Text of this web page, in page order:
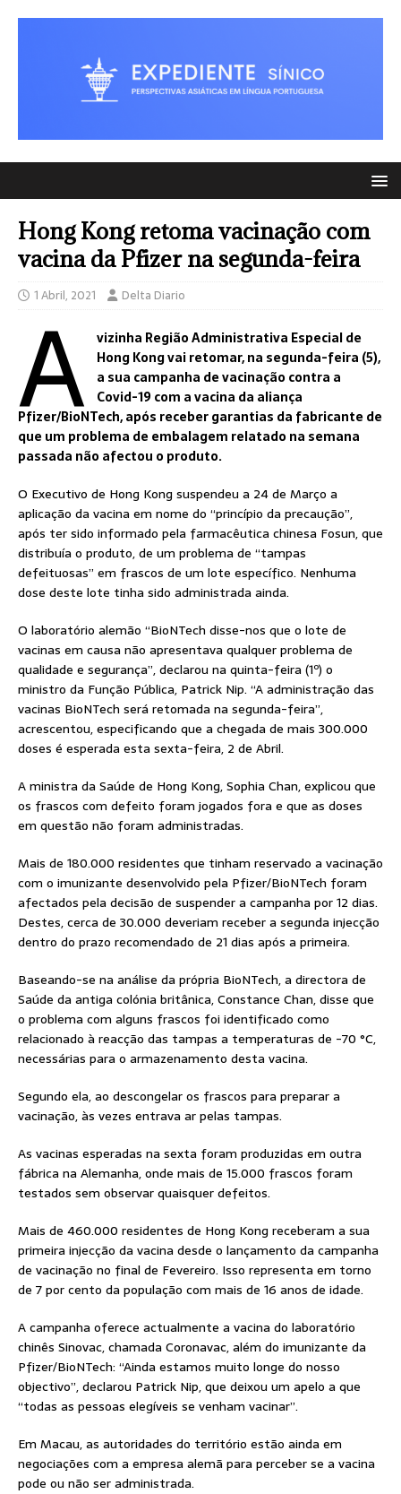
Hong Kong retoma vacinação com
vacina da Pfizer na segunda-feira
1 Abril, 2021 Delta Diario
A vizinha Região Administrativa Especial de
Hong Kong vai retomar, na segunda-feira (5),
a sua campanha de vacinação contra a
Covid-19 com a vacina da aliança
Pfizer/BioNTech, após receber garantias da fabricante de
que um problema de embalagem relatado na semana
passada não afectou o produto.
O Executivo de Hong Kong suspendeu a 24 de Março a
aplicação da vacina em nome do “princípio da precaução”,
após ter sido informado pela farmacêutica chinesa Fosun, que
distribuía o produto, de um problema de “tampas
defeituosas” em frascos de um lote específico. Nenhuma
dose deste lote tinha sido administrada ainda.
O laboratório alemão “BioNTech disse-nos que o lote de
vacinas em causa não apresentava qualquer problema de
qualidade e segurança”, declarou na quinta-feira (1º) o
ministro da Função Pública, Patrick Nip. “A administração das
vacinas BioNTech será retomada na segunda-feira”,
acrescentou, especificando que a chegada de mais 300.000
doses é esperada esta sexta-feira, 2 de Abril.
A ministra da Saúde de Hong Kong, Sophia Chan, explicou que
os frascos com defeito foram jogados fora e que as doses
em questão não foram administradas.
Mais de 180.000 residentes que tinham reservado a vacinação
com o imunizante desenvolvido pela Pfizer/BioNTech foram
afectados pela decisão de suspender a campanha por 12 dias.
Destes, cerca de 30.000 deveriam receber a segunda injecção
dentro do prazo recomendado de 21 dias após a primeira.
Baseando-se na análise da própria BioNTech, a directora de
Saúde da antiga colónia britânica, Constance Chan, disse que
o problema com alguns frascos foi identificado como
relacionado à reacção das tampas a temperaturas de -70 °C,
necessárias para o armazenamento desta vacina.
Segundo ela, ao descongelar os frascos para preparar a
vacinação, às vezes entrava ar pelas tampas.
As vacinas esperadas na sexta foram produzidas em outra
fábrica na Alemanha, onde mais de 15.000 frascos foram
testados sem observar quaisquer defeitos.
Mais de 460.000 residentes de Hong Kong receberam a sua
primeira injecção da vacina desde o lançamento da campanha
de vacinação no final de Fevereiro. Isso representa em torno
de 7 por cento da população com mais de 16 anos de idade.
A campanha oferece actualmente a vacina do laboratório
chinês Sinovac, chamada Coronavac, além do imunizante da
Pfizer/BioNTech: “Ainda estamos muito longe do nosso
objectivo”, declarou Patrick Nip, que deixou um apelo a que
“todas as pessoas elegíveis se venham vacinar”.
Em Macau, as autoridades do território estão ainda em
negociações com a empresa alemã para perceber se a vacina
pode ou não ser administrada.